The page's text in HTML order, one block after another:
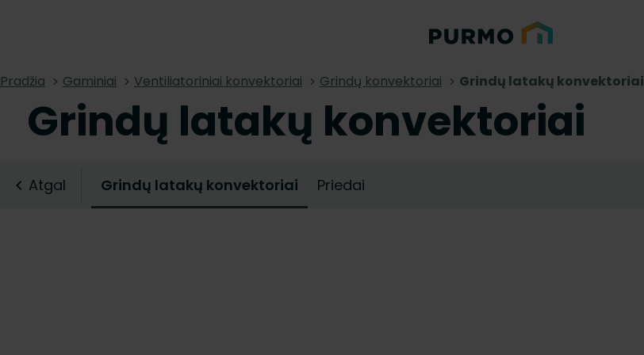
Pradžia Gaminiai Ventiliatoriniai konvektoriai Grindų konvektoriai Grindų latakų konvektoriai
Grindų latakų konvektoriai
Atgal Grindų latakų konvektoriai Priedai